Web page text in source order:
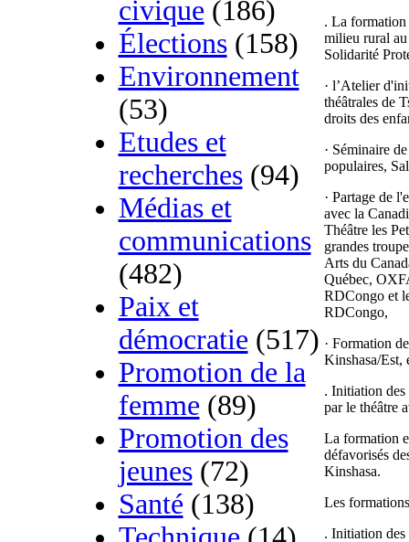
civique (186)
Élections(158)
Environnement
(53)
Etudes et
recherches(94)
Médias et
communications
(482)
Paix et
démocratie (517)
Promotion de la
femme (89)
Promotion des
jeunes(72)
Santé (138)
. La formation
milieu rural
Solidarité
· l’Atelier
théâtrales de
droits des
· Séminaire
populaires,
· Partage de
avec la
Théâtre les
grandes
Arts du
Québec,
RDCongo et
RDCongo,
· Formation
Kinshasa/Est,
. Initiation des
par le théâtre
La formation
défavorisés
Kinshasa.
Les
. Initiation des